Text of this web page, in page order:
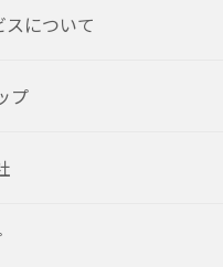
スについて
プ